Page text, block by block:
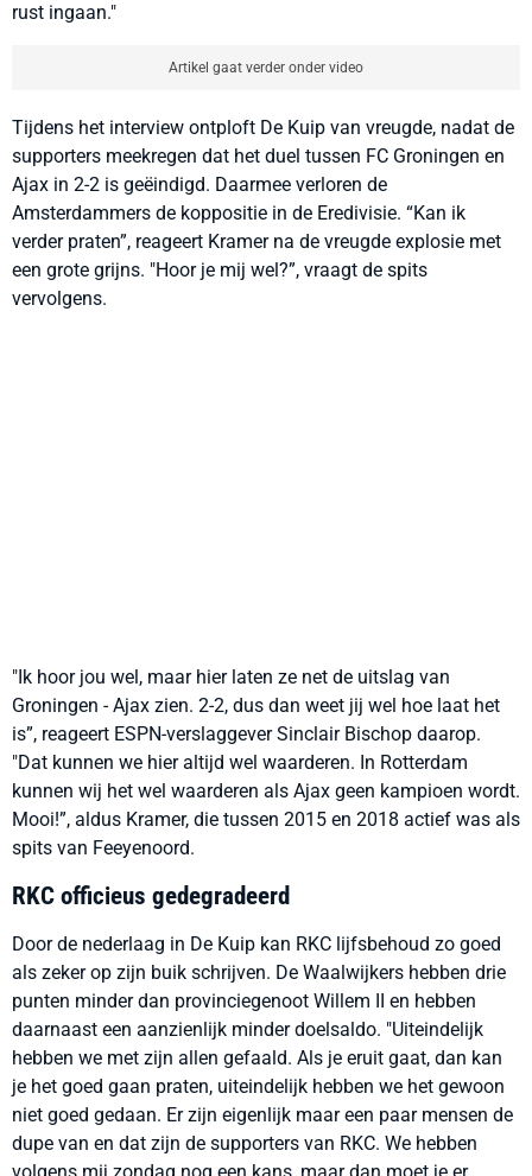
rust ingaan."
Artikel gaat verder onder video
Tijdens het interview ontploft De Kuip van vreugde, nadat de
supporters meekregen dat het duel tussen FC Groningen en
Ajax in 2-2 is geëindigd. Daarmee verloren de
Amsterdammers de koppositie in de Eredivisie. “Kan ik
verder praten”, reageert Kramer na de vreugde explosie met
een grote grijns. "Hoor je mij wel?”, vraagt de spits
vervolgens.
"Ik hoor jou wel, maar hier laten ze net de uitslag van
Groningen - Ajax zien. 2-2, dus dan weet jij wel hoe laat het
is”, reageert ESPN-verslaggever Sinclair Bischop daarop.
"Dat kunnen we hier altijd wel waarderen. In Rotterdam
kunnen wij het wel waarderen als Ajax geen kampioen wordt.
Mooi!”, aldus Kramer, die tussen 2015 en 2018 actief was als
spits van Feeyenoord.
RKC officieus gedegradeerd
Door de nederlaag in De Kuip kan RKC lijfsbehoud zo goed
als zeker op zijn buik schrijven. De Waalwijkers hebben drie
punten minder dan provinciegenoot Willem II en hebben
daarnaast een aanzienlijk minder doelsaldo. "Uiteindelijk
hebben we met zijn allen gefaald. Als je eruit gaat, dan kan
je het goed gaan praten, uiteindelijk hebben we het gewoon
niet goed gedaan. Er zijn eigenlijk maar een paar mensen de
dupe van en dat zijn de supporters van RKC. We hebben